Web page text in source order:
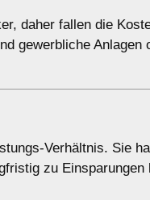
daher fallen die
gewerbliche Anlagen
Verhältnis. Sie
zu Einsparungen